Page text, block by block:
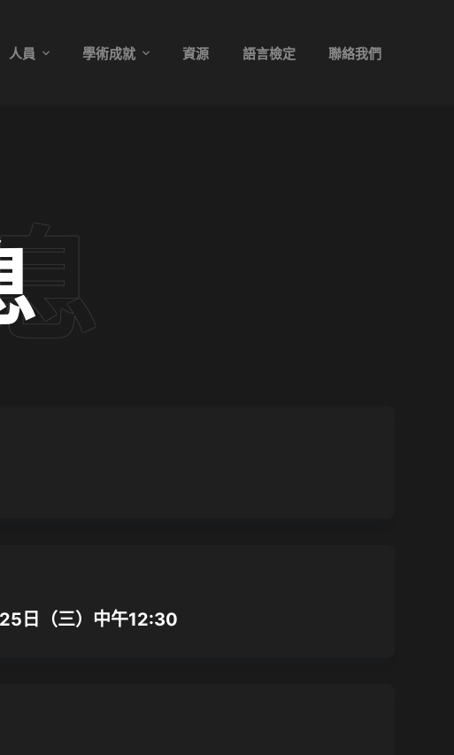
人員 學術成就 資源 語言檢定 聯絡我們
日（三）中午12:30